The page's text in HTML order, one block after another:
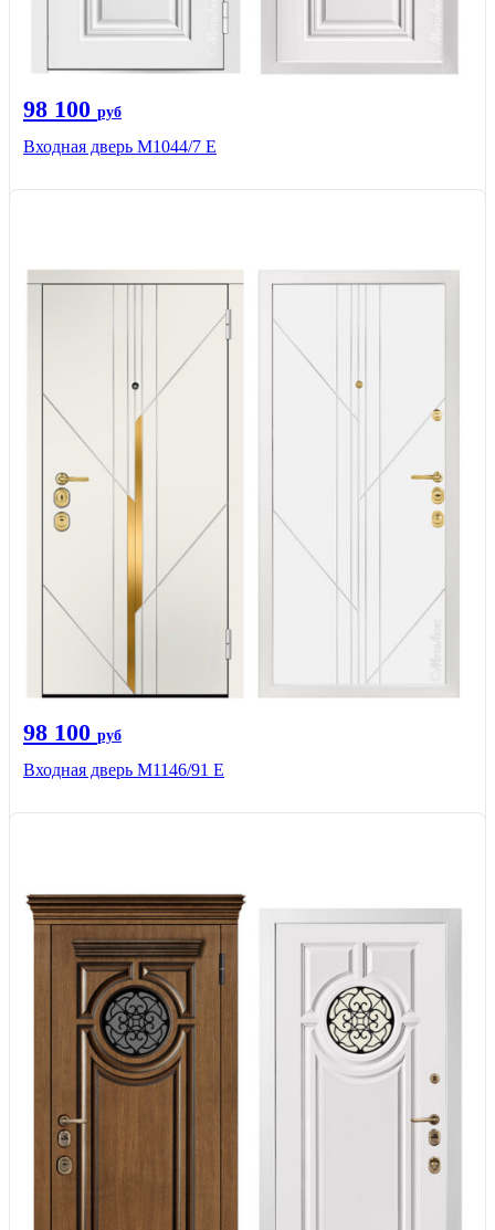
98 100 руб
Входная дверь М1044/7 Е
98 100 руб
Входная дверь М1146/91 Е